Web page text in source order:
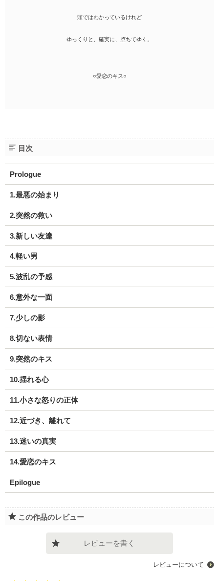
頭ではわかっているけれど
ゆっくりと、確実に、堕ちてゆく。
○愛恋のキス○
目次
Prologue
1.最悪の始まり
2.突然の救い
3.新しい友達
4.軽い男
5.波乱の予感
6.意外な一面
7.少しの影
8.切ない表情
9.突然のキス
10.揺れる心
11.小さな怒りの正体
12.近づき、離れて
13.迷いの真実
14.愛恋のキス
Epilogue
この作品のレビュー
レビューを書く
レビューについて